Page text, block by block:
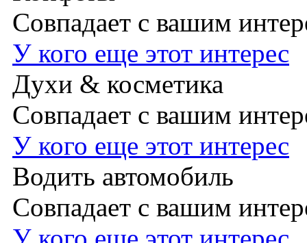
Совпадает с вашим
У кого еще этот интерес
Духи & косметика
Совпадает с вашим
У кого еще этот интерес
Водить автомобиль
Совпадает с вашим